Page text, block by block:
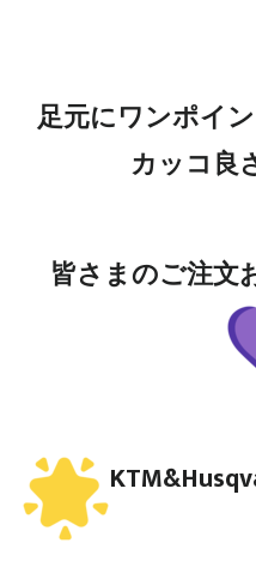
足元にワンポイ
カッコ良
皆さまのご注文